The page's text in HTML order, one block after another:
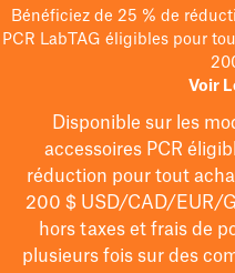
Bénéficiez de 25 % de
PCR LabTAG éligibles pour
Voir
Disponible sur les
accessoires PCR
réduction pour tout
200 $USD/CAD/EUR/
hors taxes et frais de
plusieurs fois sur des